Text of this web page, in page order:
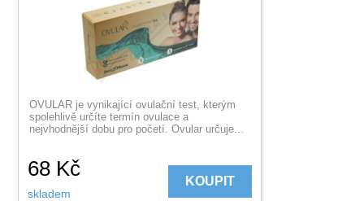
OVULAR je vynikající ovulační test, kterým
spolehlivě určíte termín ovulace a
nejvhodnější dobu pro početí. Ovular určuje...
68 Kč
skladem
KOUPIT